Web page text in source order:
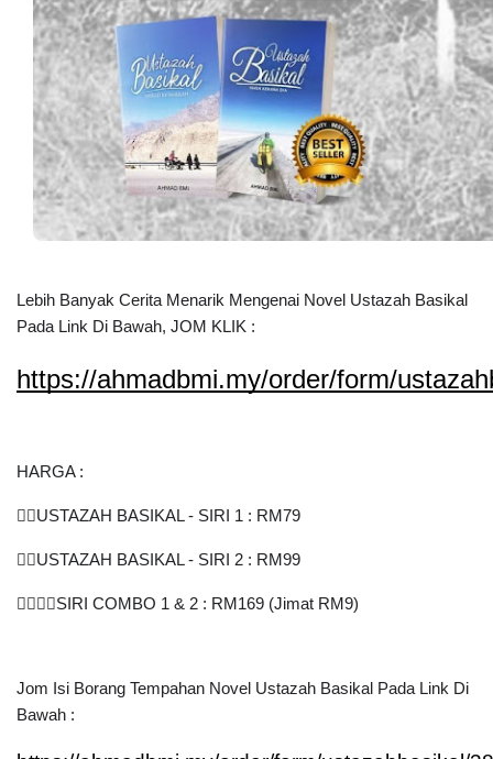
Lebih Banyak Cerita Menarik Mengenai Novel Ustazah Basikal
Pada Link Di Bawah, JOM KLIK :
https://ahmadbmi.my/order/form/
HARGA :
🚴‍♀️USTAZAH BASIKAL - SIRI 1 : RM79
🚴‍♀️USTAZAH BASIKAL - SIRI 2 : RM99
🚴‍♀️🚴‍♀️SIRI COMBO 1 & 2 : RM169 (Jimat RM9)
Jom Isi Borang Tempahan Novel Ustazah Basikal Pada Link Di
Bawah :